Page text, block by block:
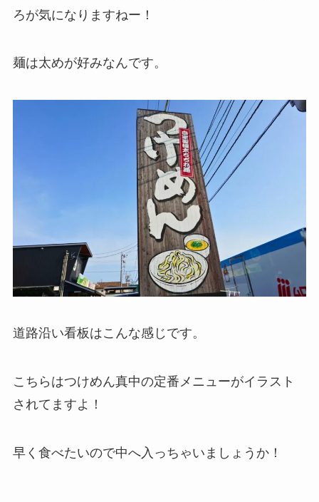
ろが気になりますねー！
麺は太めが好みなんです。
道路沿い看板はこんな感じです。
こちらはつけめん真中の定番メニューがイラスト
されてますよ！
早く食べたいので中へ入っちゃいましょうか！